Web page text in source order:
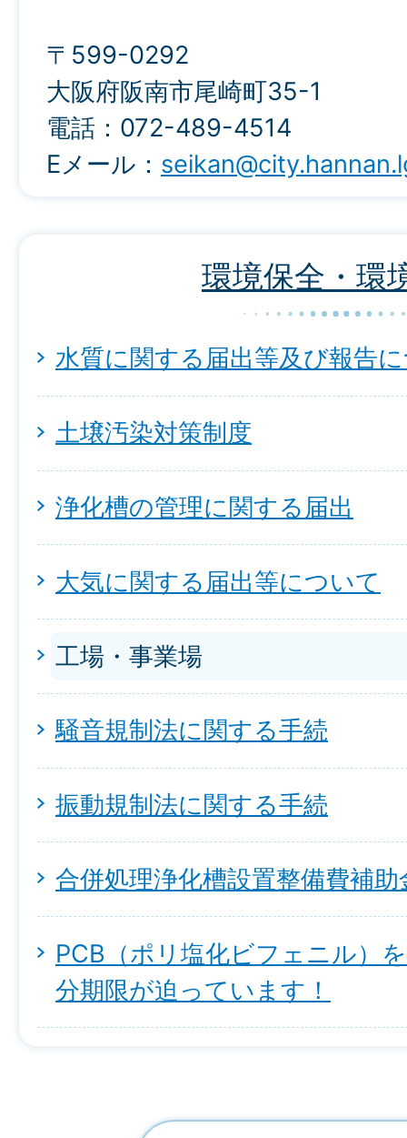
〒599-0292
大阪府阪南市尾崎町35-1
電話：072-489-4514
Eメール：
環境保全・環
水質に関する届出等及び報告
土壌汚染対策制度
浄化槽の管理に関する届出
大気に関する届出等について
工場・事業場
騒音規制法に関する手続
振動規制法に関する手続
合併処理浄化槽設置整備費補
PCB（ポリ塩化ビフェニル）
分期限が迫っています！